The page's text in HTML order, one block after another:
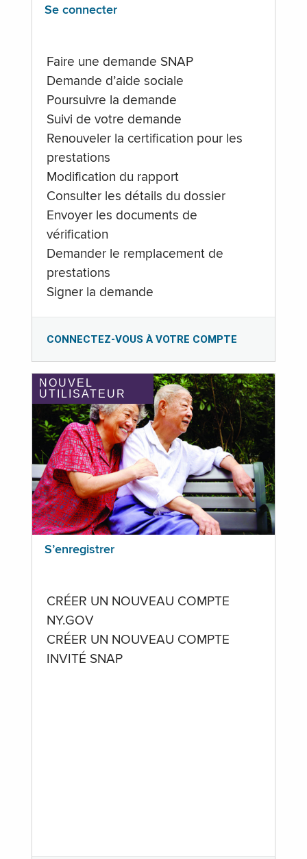
Se connecter
Faire une demande SNAP
Demande d’aide sociale
Poursuivre la demande
Suivi de votre demande
Renouveler la certification pour les
prestations
Modification du rapport
Consulter les détails du dossier
Envoyer les documents de
vérification
Demander le remplacement de
prestations
Signer la demande
CONNECTEZ-VOUS À VOTRE COMPTE
NOUVEL
UTILISATEUR
S’enregistrer
CRÉER UN NOUVEAU COMPTE
NY.GOV
CRÉER UN NOUVEAU COMPTE
INVITÉ SNAP